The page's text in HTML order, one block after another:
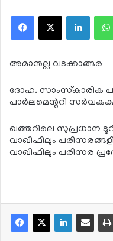
Facebook
X
അമാനുല്ല വടക്കാങ്ങര
ദോഹ. സാംസ്‌കാരിക
പാര്‍ലമെന്ററി
ഖത്തറിലെ സുപ്രധാന
വാഖിഫിലും
വാഖിഫിലും പരിസര